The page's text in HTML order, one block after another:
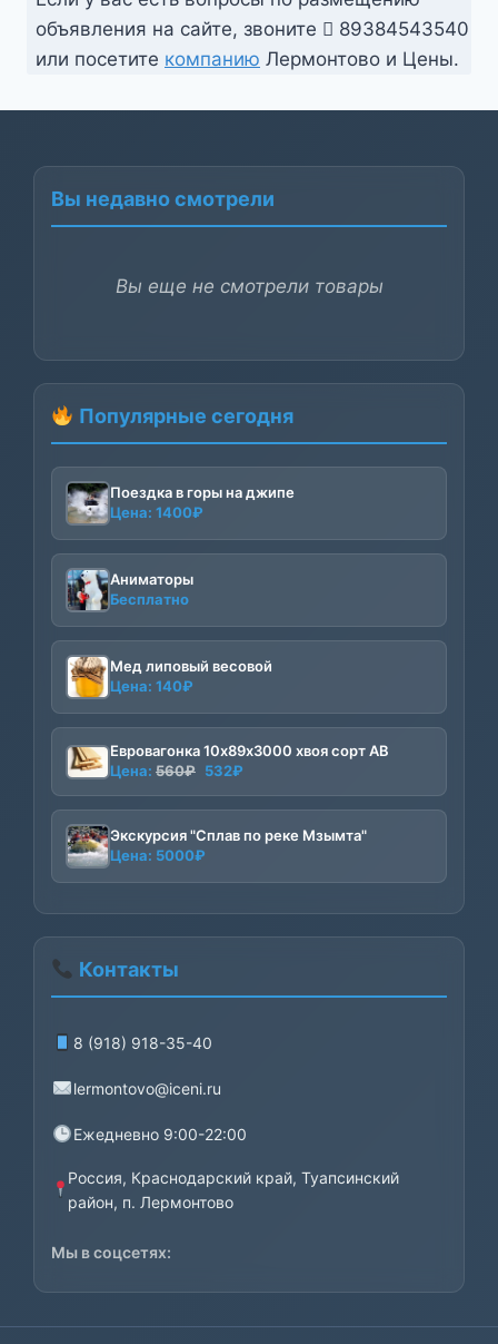
объявления на сайте, звоните
89384543540
или посетите компанию Лермонтово и Цены.
Вы недавно смотрели
Вы еще не смотрели товары
Популярные сегодня
Поездка в горы на джипе
Цена: 1400₽
Аниматоры
Бесплатно
Мед липовый весовой
Цена: 140₽
Евровагонка 10х89х3000 хвоя сорт АВ
Цена: 560₽ Первоначальная
цена
составляла
560₽.
532₽
цена:
532₽.
Экскурсия "Сплав по реке Мзымта"
Цена: 5000₽
Контакты
8 (918) 918-35-40
lermontovo@iceni.ru
Ежедневно 9:00-22:00
Россия, Краснодарский край, Туапсинский
район, п. Лермонтово
Мы в соцсетях: